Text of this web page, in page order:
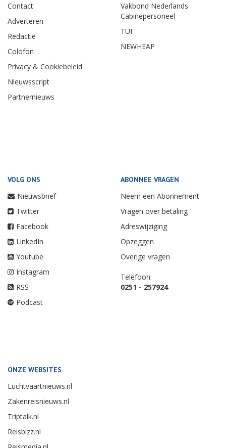
Contact
Adverteren
Redactie
Colofon
Privacy & Cookiebeleid
Nieuwsscript
Partnernieuws
Vakbond Nederlands
Cabinepersoneel
TUI
NEWHEAP
VOLG ONS
Nieuwsbrief
Twitter
Facebook
LinkedIn
Youtube
Instagram
RSS
Podcast
ABONNEE VRAGEN
Neem een Abonnement
Vragen over betaling
Adreswijziging
Opzeggen
Overige vragen
Telefoon:
0251 - 257924
ONZE WEBSITES
Luchtvaartnieuws.nl
Zakenreisnieuws.nl
Triptalk.nl
Reisbizz.nl